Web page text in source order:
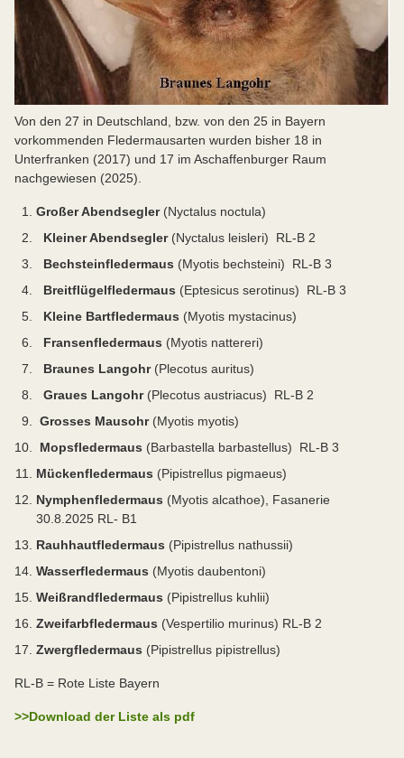
Von den 27 in Deutschland, bzw. von den 25 in Bayern
vorkommenden Fledermausarten wurden bisher 18 in
Unterfranken (2017) und 17 im Aschaffenburger Raum
nachgewiesen (2025).
Großer Abendsegler(Nyctalus noctula)
Kleiner Abendsegler(Nyctalus leisleri) RL-B 2
Bechsteinfledermaus (Myotis bechsteini) RL-B 3
Breitflügelfledermaus (Eptesicus serotinus) RL-B 3
Kleine Bartfledermaus (Myotis mystacinus)
Fransenfledermaus (Myotis nattereri)
Braunes Langohr (Plecotus auritus)
Graues Langohr(Plecotus austriacus) RL-B 2
Grosses Mausohr(Myotis myotis)
Mopsfledermaus (Barbastella barbastellus) RL-B 3
Mückenfledermaus (Pipistrellus pigmaeus)
Nymphenfledermaus (Myotis alcathoe), Fasanerie
30.8.2025 RL- B1
Rauhhautfledermaus (Pipistrellus nathussii)
Wasserfledermaus (Myotis daubentoni)
Weißrandfledermaus (Pipistrellus kuhlii)
Zweifarbfledermaus (Vespertilio murinus) RL-B 2
Zwergfledermaus (Pipistrellus pipistrellus)
RL-B = Rote Liste Bayern
>>Download der Liste als pdf